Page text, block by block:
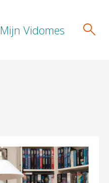
Mijn Vidomes